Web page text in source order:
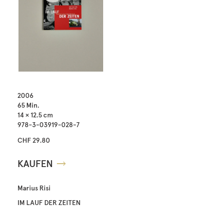
2006
65 Min.
14 × 12.5 cm
978-3-03919-028-7
CHF 29.80
KAUFEN
Marius Risi
IM LAUF DER ZEITEN